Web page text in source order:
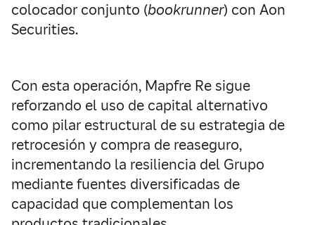
colocador conjunto (bookrunner) con Aon
Securities.
Con esta operación, Mapfre Re sigue
reforzando el uso de capital alternativo
como pilar estructural de su estrategia de
retrocesión y compra de reaseguro,
incrementando la resiliencia del Grupo
mediante fuentes diversificadas de
capacidad que complementan los